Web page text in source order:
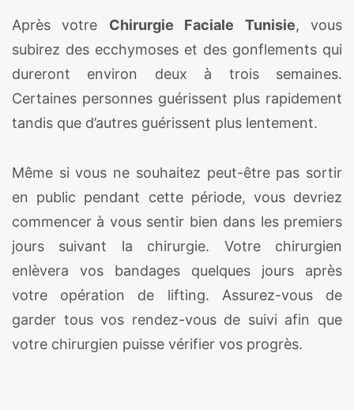
Après votre Chirurgie Faciale Tunisie, vous
subirez des ecchymoses et des gonflements qui
dureront environ deux à trois semaines.
Certaines personnes guérissent plus rapidement
tandis que d’autres guérissent plus lentement.
Même si vous ne souhaitez peut-être pas sortir
en public pendant cette période, vous devriez
commencer à vous sentir bien dans les premiers
jours suivant la chirurgie. Votre chirurgien
enlèvera vos bandages quelques jours après
votre opération de lifting. Assurez-vous de
garder tous vos rendez-vous de suivi afin que
votre chirurgien puisse vérifier vos progrès.